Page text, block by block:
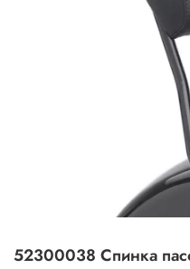
52300038 Спинка